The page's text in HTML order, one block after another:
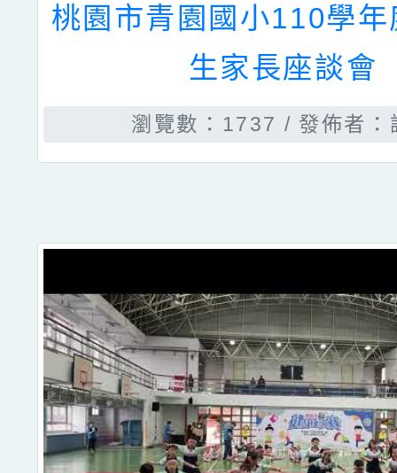
桃園市青園國小110學
生家長座談會
瀏覽數：1737 發佈者：